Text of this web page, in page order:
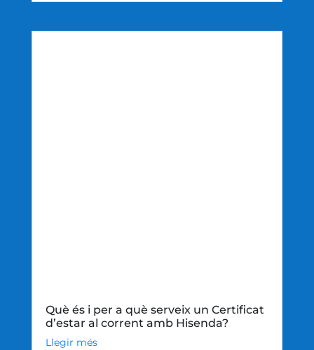
Què és i per a què serveix un Certificat
d’estar al corrent amb Hisenda?
Llegir més